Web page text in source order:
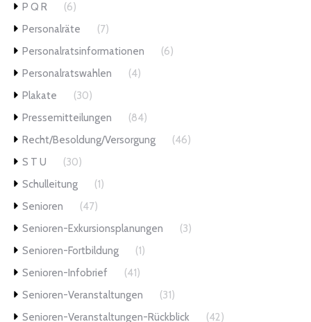
P Q R
(6)
Personalräte
(7)
Personalratsinformationen
(6)
Personalratswahlen
(4)
Plakate
(30)
Pressemitteilungen
(84)
Recht/Besoldung/Versorgung
(46)
S T U
(30)
Schulleitung
(1)
Senioren
(47)
Senioren-Exkursionsplanungen
(3)
Senioren-Fortbildung
(1)
Senioren-Infobrief
(41)
Senioren-Veranstaltungen
(31)
Senioren-Veranstaltungen-Rückblick
(42)